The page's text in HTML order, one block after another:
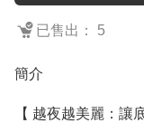
已售出： 5
簡介
【 越夜越美麗：讓